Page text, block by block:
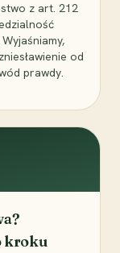
z art. 212
od
prawdy.
kroku